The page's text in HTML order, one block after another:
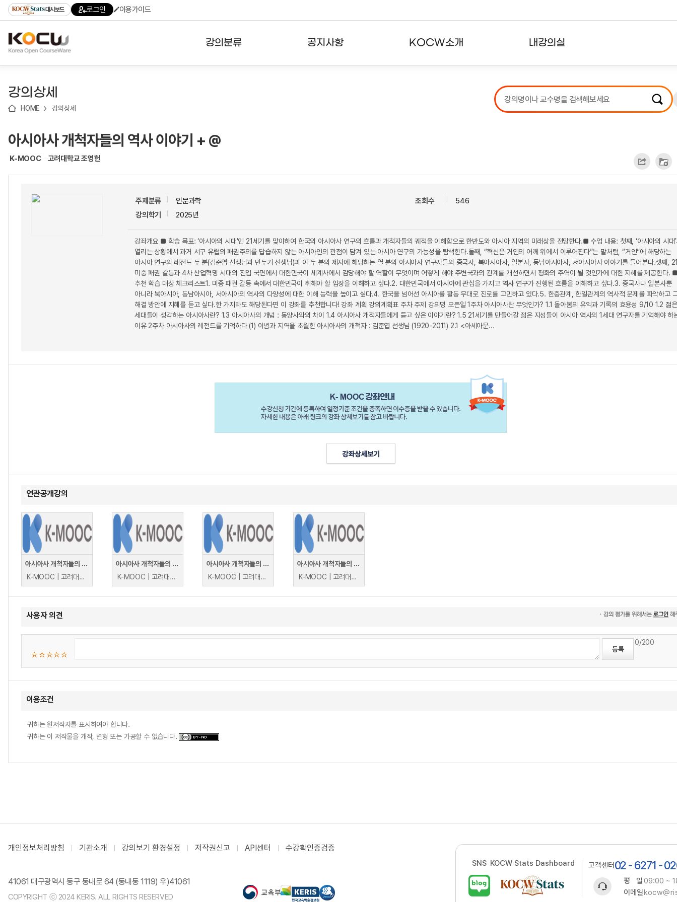
기
기
기
content)
가
대시보드 로그인 이용가이드
강의분류
테마강의
공지사항 KOCW소개 내강의실
강의리스트
수강확인증강의
강의상세
HOME 강의상세
아시아사 개척자들의 역사 이야기 + @
K-MOOC 고려대학교 조영헌
주제분류
인문과학
강의학기
2025년
조회수 546
강좌개요 ■ 학습 목표: ‘아시아의 시대’인 21세기를 맞이하여 한국의 아시아사 연구의 흐름과 개척자들의 궤적을 이해함으로 한반도와 아시아 지역의 미래상을 전망한다.■ 수업 내용: 첫째, ‘아시아의 시대
열리는 상황에서 과거 서구 유럽의 패권주의를 답습하지 않는 아시아인의 관점이 담겨 있는 아시아 연구의 가능성을 탐색한다.둘째, “혁신은 거인의 어께 위에서 이루어진다”는 말처럼, “거인”에 해당하는
아시아 연구의 레전드 두 분(김준엽 선생님과 민두기 선생님)과 이 두 분의 제자에 해당하는 열 분의 아시아사 연구자들의 중국사, 북아시아사, 일본사, 동남아시아사, 서아시아사 이야기를 들어본다.셋째,
미중 패권 갈등과 4차 산업혁명 시대의 진입 국면에서 대한민국이 세계사에서 감당해야 할 역할이 무엇이며 어떻게 해야 주변국과의 관계를 개선하면서 평화의 주역이 될 것인가에 대한 지혜를 제공한다.
추천 학습 대상 체크리스트1. 미중 패권 갈등 속에서 대한민국이 취해야 할 입장을 이해하고 싶다.2. 대한민국에서 아시아에 관심을 가지고 역사 연구가 진행된 흐름을 이해하고 싶다.3. 중국사나 일본사뿐
아니라 북아시아, 동남아시아, 서아시아의 역사의 다양성에 대한 이해 능력을 높이고 싶다.4. 한국을 넘어선 아시아를 활동 무대로 진로를 고민하고 있다.5. 한중관계, 한일관계의 역사적 문제를 파악하고
해결 방안에 지혜를 듣고 싶다.한 가지라도 해당된다면 이 강좌를 추천합니다! 강좌 계획 강의계획표 주차 주제 강의명 오픈일 1주차 아시아사란 무엇인가? 1.1 돌아봄의 유익과 기록의 효용성 9/10 1.2 젊은
세대들이 생각하는 아시아사란? 1.3 아시아사의 개념 : 동양사와의 차이 1.4 아시아사 개척자들에게 듣고 싶은 이야기란? 1.5 21세기를 만들어갈 젊은 지성들이 아시아 역사의 1세대 연구자를 기억해야 하
이유 2주차 아시아사의 레전드를 기억하다 (1) 이념과 지역을 초월한 아시아사의 개척자 : 김준엽 선생님 (1920-2011) 2.1 <아세아문...
연관공개강의
아시아사 개척자들의 역사 이야기 + @
K-MOOC | 고려대학교 조영헌
아시아사 개척자들의 역사 이야기 + @
K-MOOC | 고려대학교 조영헌
아시아사 개척자들의 역사 이야기 + @
K-MOOC | 고려대학교 조영헌
아시아사 개척자들의 역사 이야기 + @
K-MOOC | 고려대학교 조영헌
사용자 의견
0/200
이용조건
귀하는 원저작자를 표시하여야 합니다.
귀하는 이 저작물을 개작, 변형 또는 가공할 수 없습니다.
개인정보처리방침 기관소개 강의보기 환경설정 저작권신고 API센터 수강확인증검증
41061 대구광역시 동구 동내로 64 (동내동 1119) 우)41061
COPYRIGHT ⓒ 2024 KERIS. ALL RIGHTS RESERVED
SNS KOCW Stats Dashboard 고객센터 02 - 6271 -
평 일09:00 ~
이메일